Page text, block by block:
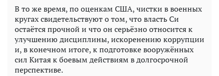
В то же время, по оценкам США, чистки в военных
кругах свидетельствуют о том, что власть Си
остаётся прочной и что он серьёзно относится к
улучшению дисциплины, искоренению коррупции
и, в конечном итоге, к подготовке вооружённых
сил Китая к боевым действиям в долгосрочной
перспективе.